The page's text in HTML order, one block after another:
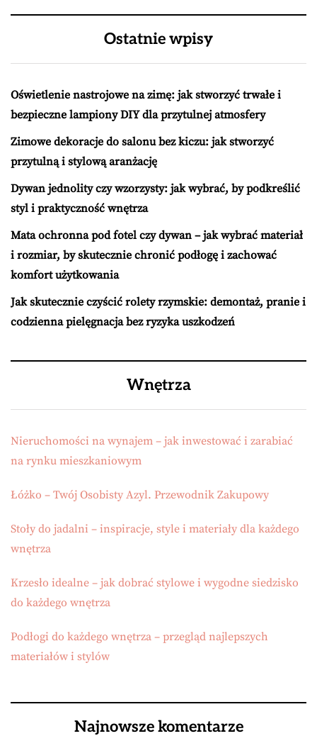
Ostatnie wpisy
Oświetlenie nastrojowe na zimę: jak stworzyć trwałe i
bezpieczne lampiony DIY dla przytulnej atmosfery
Zimowe dekoracje do salonu bez kiczu: jak stworzyć
przytulną i stylową aranżację
Dywan jednolity czy wzorzysty: jak wybrać, by podkreślić
styl i praktyczność wnętrza
Mata ochronna pod fotel czy dywan – jak wybrać materiał
i rozmiar, by skutecznie chronić podłogę i zachować
komfort użytkowania
Jak skutecznie czyścić rolety rzymskie: demontaż, pranie i
codzienna pielęgnacja bez ryzyka uszkodzeń
Wnętrza
Nieruchomości na wynajem – jak inwestować i zarabiać
na rynku mieszkaniowym
Łóżko – Twój Osobisty Azyl. Przewodnik Zakupowy
Stoły do jadalni – inspiracje, style i materiały dla każdego
wnętrza
Krzesło idealne – jak dobrać stylowe i wygodne siedzisko
do każdego wnętrza
Podłogi do każdego wnętrza – przegląd najlepszych
materiałów i stylów
Najnowsze komentarze